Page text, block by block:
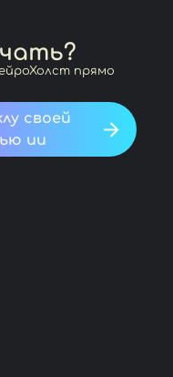
прямо
своей
ии